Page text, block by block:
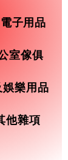
電子用品
室傢俱
樂用品
他雜項